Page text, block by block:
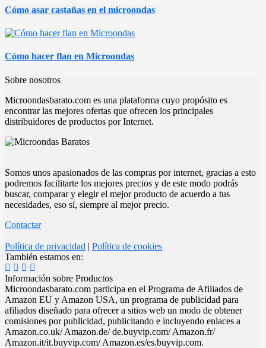
Cómo asar castañas en el microondas
Cómo hacer flan en Microondas
Sobre nosotros
Microondasbarato.com es una plataforma cuyo propósito es
encontrar las mejores ofertas que ofrecen los principales
distribuidores de productos por Internet.
Somos unos apasionados de las compras por internet, gracias a esto
podremos facilitarte los mejores precios y de este modo podrás
buscar, comparar y elegir el mejor producto de acuerdo a tus
necesidades, eso sí, siempre al mejor precio.
Contactar
Política de privacidad | Política de cookies
También estamos en:
Información sobre Productos
Microondasbarato.com participa en el Programa de Afiliados de
Amazon EU y Amazon USA, un programa de publicidad para
afiliados diseñado para ofrecer a sitios web un modo de obtener
comisiones por publicidad, publicitando e incluyendo enlaces a
Amazon.co.uk/ Amazon.de/ de.buyvip.com/ Amazon.fr/
Amazon.it/it.buyvip.com/ Amazon.es/es.buyvip.com.